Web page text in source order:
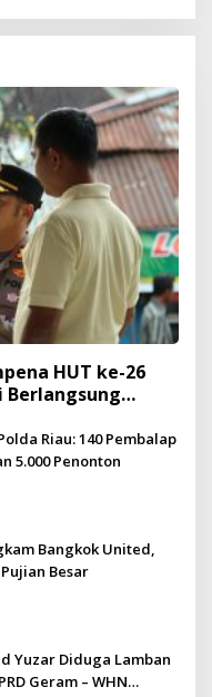
HUT ke-26
Berlangsung
Riau: 140 Pembalap
5.000 Penonton
Bangkok United,
Besar
Yuzar Diduga Lamban
Geram – WHN